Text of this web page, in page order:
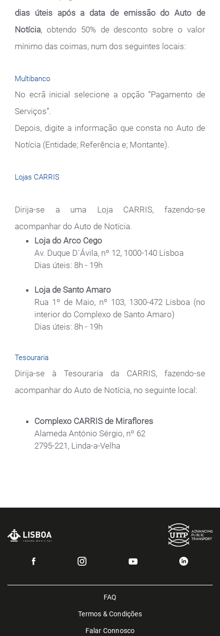
dias úteis após a data de emissão do Auto de
Notícia, obtendo 50% de desconto sobre o valor
mínimo das coimas, num dos seguintes locais:
Multibanco
No ecrã inicial selecione a opção “Pagamento de
Serviços”.
Depois, digite a informação que consta no Auto de
Notícia (Entidade; Referência e; Montante).
Lojas CARRIS
Dirija-se a uma Loja CARRIS, fazendo-se
acompanhar do Auto de Notícia.
Loja do Arco Cego
Av. Duque D´Ávila, nº 12, 1000-140 Lisboa
Dias úteis: 8h - 19h
Loja de Santo Amaro
Rua 1º de Maio, nº 103, 1300-472 Lisboa (no
interior do Complexo de Santo Amaro)
Dias úteis: 8h - 19h
Tesouraria
Dirija-se à Tesouraria da CARRIS, fazendo-se
acompanhar do Auto de Notícia, no seguinte local:
Complexo CARRIS de Miraflores
Alameda António Sérgio, nº 62
2795-221, Linda-a-Velha
FAQ
Termos & Condições
Falar Connosco